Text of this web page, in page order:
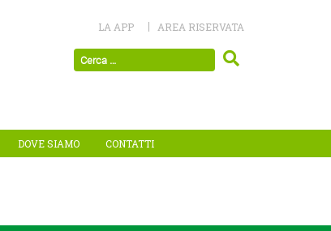
LA APP AREA RISERVATA
DOVE SIAMO CONTATTI